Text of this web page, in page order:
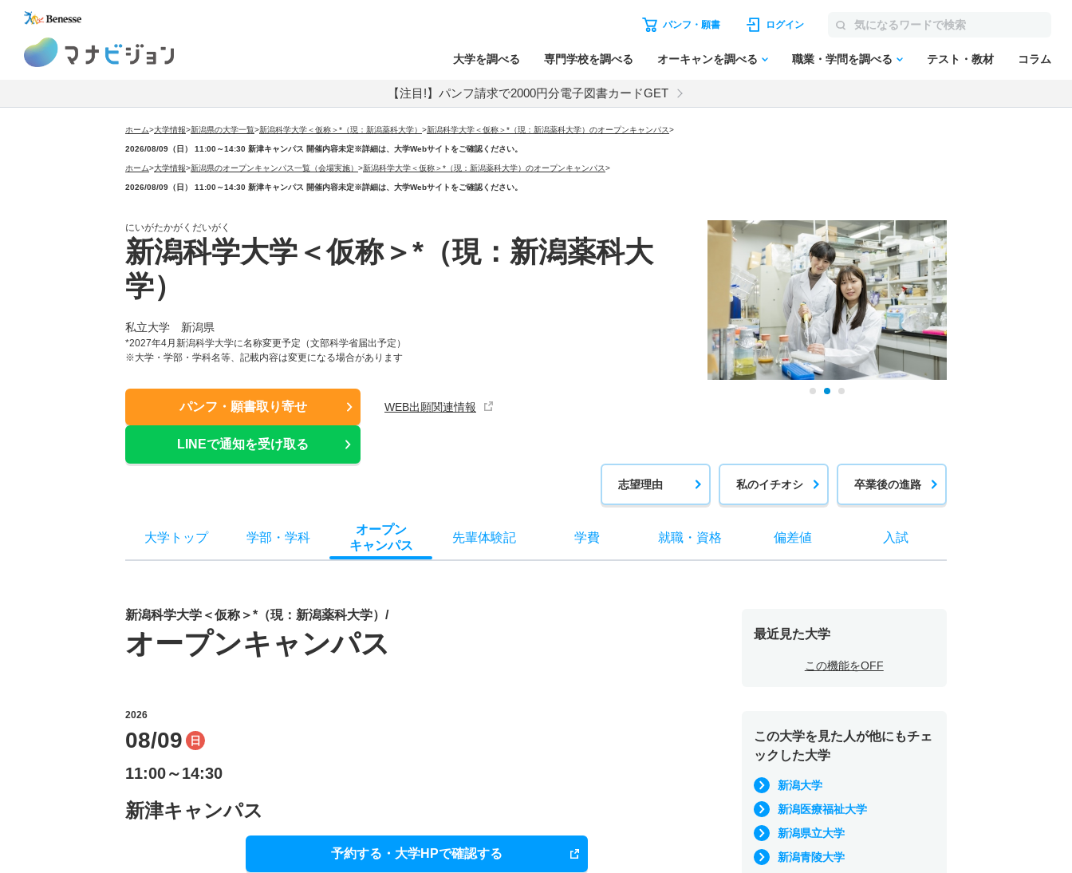
パンフ・願書 ログイン
大学を調べる 専門学校を調べる オーキャンを調べる 職業・学問を調べる テスト・教材 コラム
【注目!】パンフ請求で2000円分電子図書カードGET
ホーム>大学情報>新潟県の大学一覧>新潟科学大学＜仮称＞*（現：新潟薬科大学） >新潟科学大学＜仮称＞*（現：新潟薬科大学）のオープンキャンパス>
2026/08/09（日） 11:00～14:30 新津キャンパス 開催内容未定※詳細は、大学Webサイトをご確認ください。
ホーム>大学情報>新潟県のオープンキャンパス一覧（会場実施） >新潟科学大学＜仮称＞*（現：新潟薬科大学）のオープンキャンパス>
2026/08/09（日） 11:00～14:30 新津キャンパス 開催内容未定※詳細は、大学Webサイトをご確認ください。
にいがたかがくだいがく
新潟科学大学＜仮称＞*（現：新潟薬科大
学）
私立大学 新潟県
*2027年4月新潟科学大学に名称変更予定（文部科学省届出予定）
※大学・学部・学科名等、記載内容は変更になる場合があります
パンフ・願書取り寄せ
LINEで通知を受け取る
WEB出願関連情報
志望理由 私のイチオシ 卒業後の進路
大学トップ 学部 ・ 学科
オープン
キャンパス
先輩体験記 学費 就職・ 資格 偏差値 入試
新潟科学大学＜仮称＞*（現：新潟薬科大学）/
オープンキャンパス
2026
08/09 日
11:00～14:30
新津キャンパス
予約する・大学HPで確認する
最近見た大学
この機能をOFF
この大学を見た人が他にもチェ
ックした大学
新潟大学
新潟医療福祉大学
新潟県立大学
新潟青陵大学